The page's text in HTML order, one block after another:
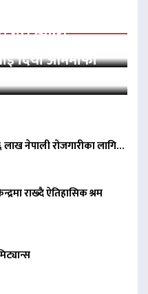
आममाफी,
गरी स्वदेश…
दियो आममाफी
लाख नेपाली रोजगारीका लागि…
राख्दै ऐतिहासिक श्रम